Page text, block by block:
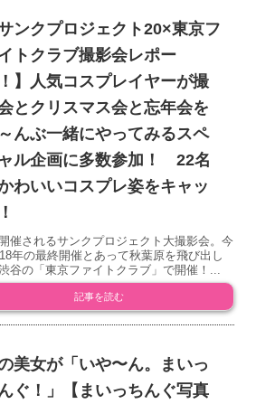
サンクプロジェクト20×東京フ
トクラブ撮影会レポー
！】人気コスプレイヤーが撮
とクリスマス会と忘年会を
んぶ一緒にやってみるスペ
ル企画に多数参加！ 22名
わいいコスプレ姿をキャッ
催されるサンクプロジェクト大撮影会。今
年の最終開催とあって秋葉原を飛び出し
谷の「東京ファイトクラブ」で開催！...
記事を読む
美女が「いや〜ん。まいっ
ぐ！」【まいっちんぐ写真